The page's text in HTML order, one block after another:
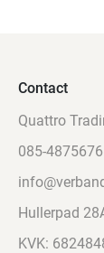
Contact
Quattro
085-4875676
Hullerpad
KVK: